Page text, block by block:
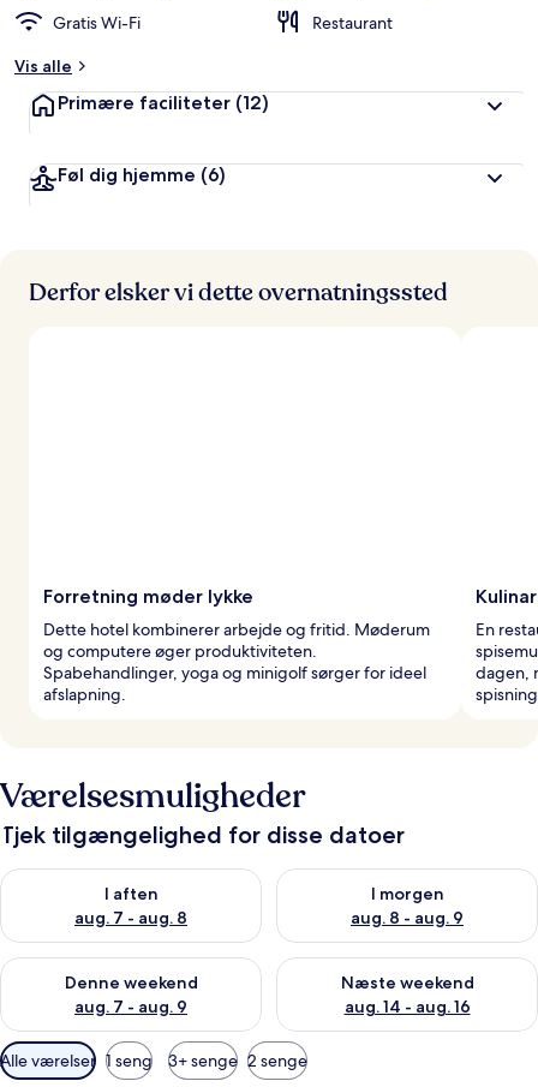
Gratis Wi-Fi
Restaurant
Vis alle
Primære faciliteter (12)
Føl dig hjemme (6)
Derfor elsker vi dette overnatningssted
Forretning møder lykke
Dette hotel kombinerer arbejde og fritid. Møderum
og computere øger produktiviteten.
Spabehandlinger, yoga og minigolf sørger for ideel
afslapning.
En
dagen,
Værelsesmuligheder
Tjek tilgængelighed for disse datoer
I aften
aug. 7 - aug. 8
Tjek tilgængelighed for i aften aug. 7 - aug. 8
I morgen
aug. 8 - aug. 9
Tjek tilgængelighed for i
Denne weekend
aug. 7 - aug. 9
Tjek tilgængelighed for denne weekend aug. 7 - aug. 9
Næste weekend
aug. 14 - aug. 16
Tjek tilgængelighed for næste
Tilgængelige
filtre
Alle værelser 1 seng 3+ senge 2 senge